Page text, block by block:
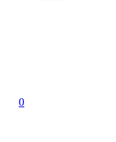
0